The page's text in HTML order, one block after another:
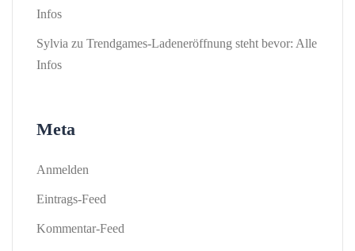
Infos
Sylvia zu Trendgames-Ladeneröffnung steht bevor: Alle
Infos
Meta
Anmelden
Eintrags-Feed
Kommentar-Feed